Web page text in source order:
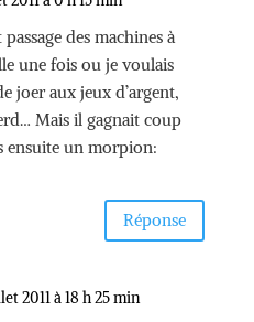
des machines à
une fois ou je voulais
joer aux jeux d’argent,
Mais il gagnait coup
ensuite un morpion:
Réponse
2011 à 18 h 25 min